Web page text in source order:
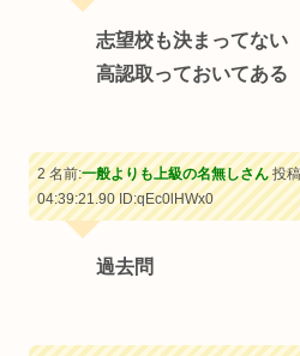
志望校も決まってない
高認取っておいてある
2 名前:一般よりも上級の名無しさん投
04:39:21.90ID:qEc0lHWx0
過去問